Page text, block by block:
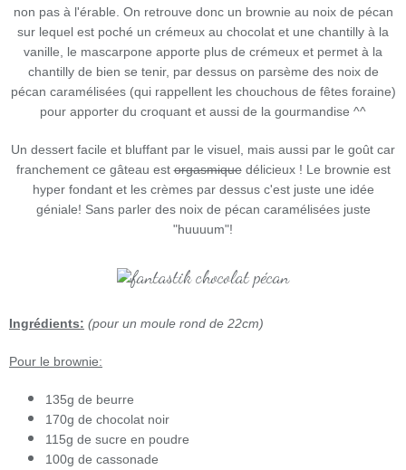
non pas à l'érable. On retrouve donc un brownie au noix de pécan
sur lequel est poché un crémeux au chocolat et une chantilly à la
vanille, le mascarpone apporte plus de crémeux et permet à la
chantilly de bien se tenir, par dessus on parsème des noix de
pécan caramélisées (qui rappellent les chouchous de fêtes foraine)
pour apporter du croquant et aussi de la gourmandise ^^
Un dessert facile et bluffant par le visuel, mais aussi par le goût car
franchement ce gâteau estorgasmiquedélicieux ! Le brownie est
hyper fondant et les crèmes par dessus c'est juste une idée
géniale! Sans parler des noix de pécan caramélisées juste
"huuuum"!
Ingrédients: (pour un moule rond de 22cm)
Pour le brownie:
135g de beurre
170g de chocolat noir
115g de sucre en poudre
100g de cassonade